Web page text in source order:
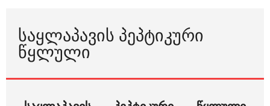
ᲡᲐᲧᲚᲐᲞᲐᲕᲘᲡ ᲞᲔᲞᲢᲘᲙᲣᲠᲘ
ᲬᲧᲚᲣᲚᲘ